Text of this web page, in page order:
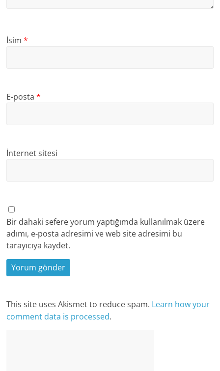
İsim*
E-posta*
İnternet sitesi
Bir dahaki sefere yorum yaptığımda kullanılmak üzere
adımı, e-posta adresimi ve web site adresimi bu
tarayıcıya kaydet.
This site uses Akismet to reduce spam. Learn how your
comment data is processed.